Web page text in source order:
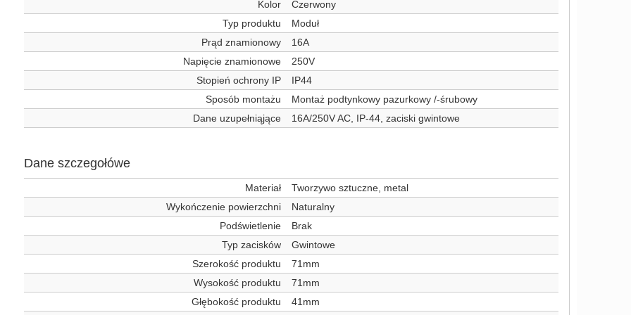
Kolor
Czerwony
Typ produktu
Moduł
Prąd znamionowy
16A
Napięcie znamionowe
250V
Stopień ochrony IP
IP44
Sposób montażu
Montaż podtynkowy pazurkowy /-śrubowy
Dane uzupełniąjące
16A/250V AC, IP-44, zaciski gwintowe
Dane szczegołówe
Materiał
Tworzywo sztuczne, metal
Wykończenie powierzchni
Naturalny
Podświetlenie
Brak
Typ zacisków
Gwintowe
Szerokość produktu
71mm
Wysokość produktu
71mm
Głębokość produktu
41mm